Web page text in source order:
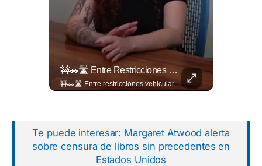
🚧🚗🛣️ Entre Restricciones Vehiculares Y El Despliegue De Maquinaria Pesada, Continúan Los Trabajos De Ampliación Y La Construcción Del Viaducto En El Tramo De Los...
🚧🚗🛣️ Entre restricciones vehiculares y el despliegue de maquinaria pesada, continúan los trabajos de ampliación y la construcción del viaducto en el tramo de Los Chorros, en la carretera Panamericana. Para más información del tramo Los Chorros visita ➡️ eldiariodehoy.com #Nacionales #LosChorros #carreterapanamericana
Te puede interesar: Margaret Atwood alerta
sobre censura de libros sin precedentes en
Estados Unidos